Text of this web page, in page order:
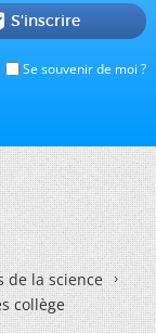
Se souvenir de moi ?
S'inscrire
de la science
collège